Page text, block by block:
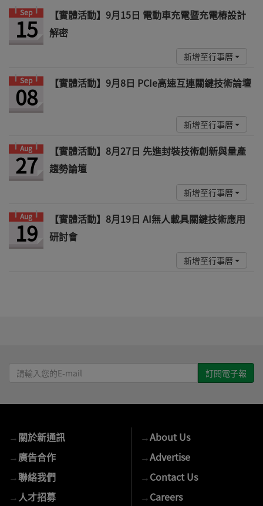
Sep
15
【實體活動】9月15日 電動車充電暨充電樁設計
解密
新增至行事曆
Sep
08 【實體活動】9月8日 PCIe高速互連關鍵技術論壇
新增至行事曆
Aug
27
【實體活動】8月27日 先進封裝技術創新與量產
趨勢論壇
新增至行事曆
Aug
19
【實體活動】8月19日 AI無人載具關鍵技術應用
研討會
新增至行事曆
請
輸
E-
mail
→關於新通訊
→廣告合作
→聯絡我們
→ 人才招募
→About Us
→Advertise
→Contact Us
→Careers